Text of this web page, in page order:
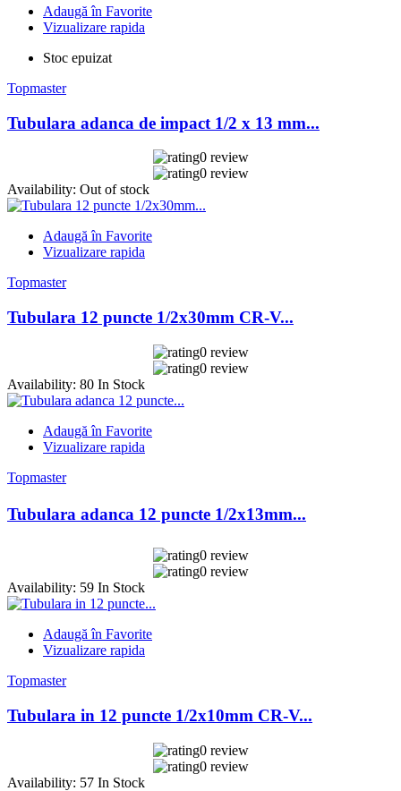
Adaugă în Favorite
Vizualizare rapida
Stoc epuizat
Topmaster
Tubulara adanca de impact 1/2 x 13 mm...
0 review
0 review
Availability: Out of stock
Adaugă în Favorite
Vizualizare rapida
Topmaster
Tubulara 12 puncte 1/2x30mm CR-V...
0 review
0 review
Availability: 80 In Stock
Adaugă în Favorite
Vizualizare rapida
Topmaster
Tubulara adanca 12 puncte 1/2x13mm...
0 review
0 review
Availability: 59 In Stock
Adaugă în Favorite
Vizualizare rapida
Topmaster
Tubulara in 12 puncte 1/2x10mm CR-V...
0 review
0 review
Availability: 57 In Stock